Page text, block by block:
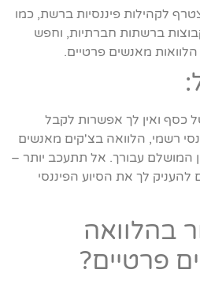
לקהילות פיננסיות ברשת, כמו
ברשתות חברתיות, וחפש
מאנשים פרטיים.
כסף ואין לך אפשרות לקבל
רשמי, הלוואה בצ'קים מאנשים
המושלם עבורך. אל תתעכב יותר –
לך את הסיוע הפיננסי
בהלוואה
פרטיים?